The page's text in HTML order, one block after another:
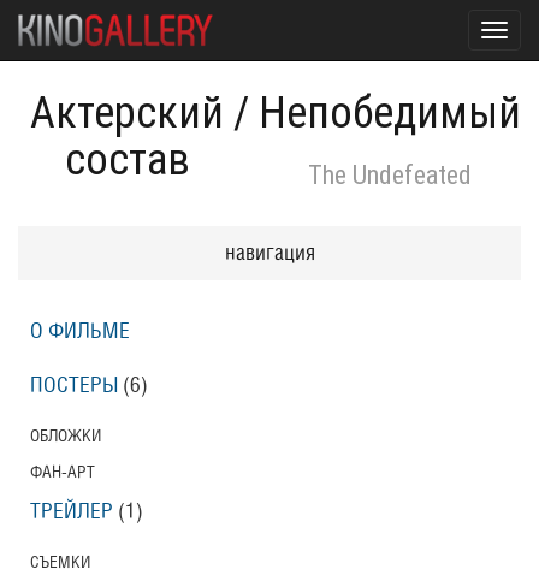
Актерский
состав
/ Непобедимый
The Undefeated
навигация
О ФИЛЬМЕ
ПОСТЕРЫ (6)
ОБЛОЖКИ
ФАН-АРТ
ТРЕЙЛЕР (1)
СЪЕМКИ